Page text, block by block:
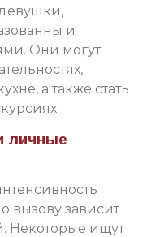
и
Они могут
а также стать
личные
вызову зависит
Некоторые ищут